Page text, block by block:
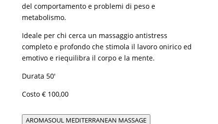
del comportamento e problemi di peso e
metabolismo.
Ideale per chi cerca un massaggio antistress
completo e profondo che stimola il lavoro onirico ed
emotivo e riequilibra il corpo e la mente.
Durata 50′
Costo € 100,00
AROMASOUL MEDITERRANEAN MASSAGE